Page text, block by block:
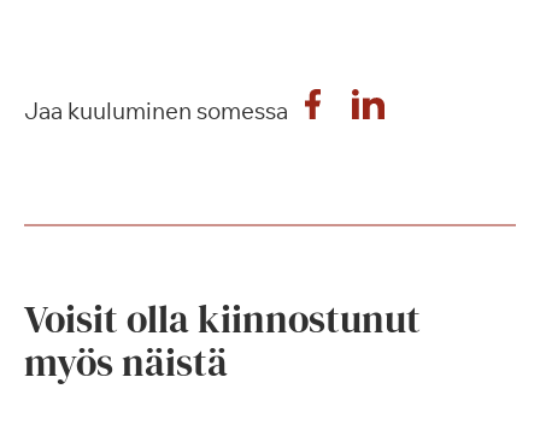
Jaa kuuluminen somessa
Voisit olla kiinnostunut
myös näistä